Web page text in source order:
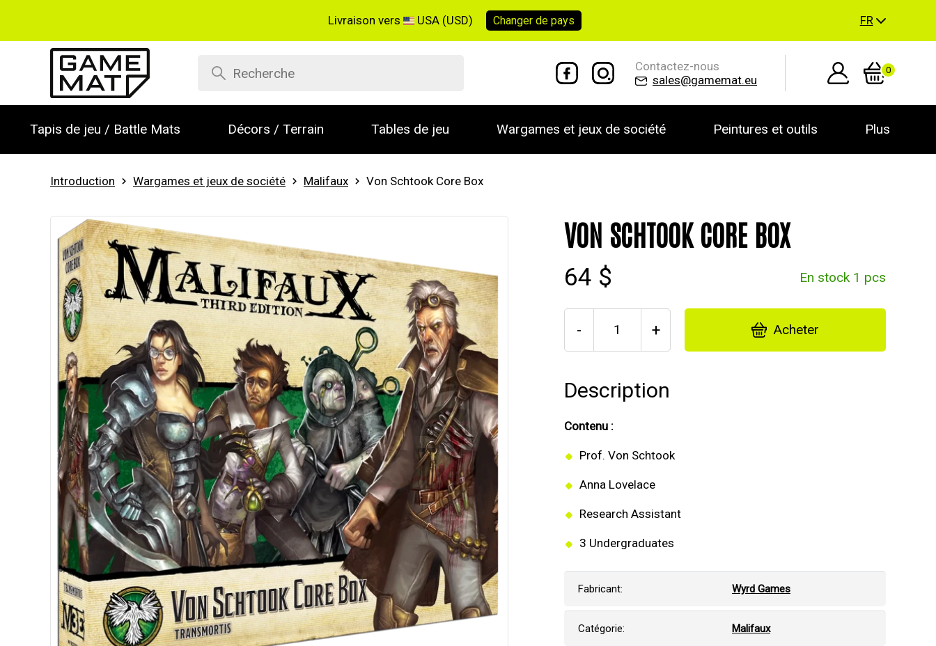
Livraison vers USA (USD) Changer depays FR
Contactez-nous
sales@gamemat.eu
0
Tapis de jeu / Battle Mats Décors / Terrain Tables de jeu Wargames et jeux de société Peintures et outils Plus
Introduction Wargames et jeux de société Malifaux Von Schtook Core Box
VON SCHTOOK CORE BOX
64 $ En stock 1 pcs
- + Acheter
Description
Contenu :
Prof. Von Schtook
Anna Lovelace
Research Assistant
3 Undergraduates
Fabricant: Wyrd Games
Catégorie: Malifaux